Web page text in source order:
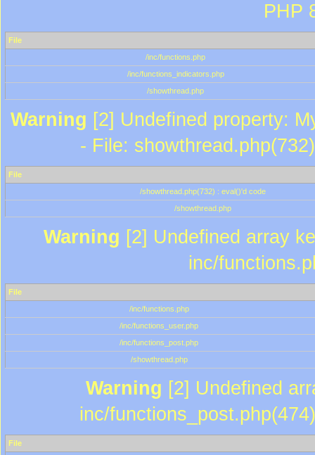
PHP
File
/inc/functions.php
/inc/functions_indicators.php
/showthread.php
Warning [2] Undefined property:
- File:
File
/showthread.php(732) : eval()'d code
/showthread.php
Warning [2] Undefined array
inc/
File
/inc/functions.php
/inc/functions_user.php
/inc/functions_post.php
/showthread.php
Warning [2] Undefined
inc/
File